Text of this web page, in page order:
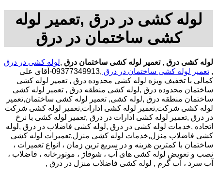
لوله کشی در درق ,تعمیر لوله
کشی ساختمان در درق
لوله کشی درق ,تعمیر لوله کشی ساختمان درق ,لوله کشی در درق
, تعمیر لوله کشی ساختمان در درق
,09377349913-آقای علی
کمالی با تخفیف ویژه لوله کشی محدوده درق , تعمیر لوله کشی
ساختمان محدوده درق ,لوله کشی منطقه درق , تعمیر لوله کشی
ساختمان منطقه درق ,لوله کشی, تعمیر لوله کشی ساختمان,تعمیر
لوله کشی شرکت,تعمیر لوله کشی ادارات,تعمیر لوله کشی شرکت
در درق ,تعمیر لوله کشی ادارات در درق ,تعمیر لوله کشی با نرخ
اتحاده ,خدمات لوله کشی در درق ,لوله کشی فاضلاب در درق ,لوله
کشی فاضلاب منزل,خدمات لوله کشی منزل,تعمیرات لوله کشی
ساختمان با کمترین هزینه و در سریع ترین زمان ، انواع تعمیرات ،
نصب و تعویض لوله کشی های آب ، شوفاژ ، موتورخانه ، فاضلاب ،
آب سرد ، آب گرم , لوله کشی فاضلاب منزل در درق ,